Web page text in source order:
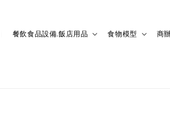
餐飲食品設備.飯店用品 食物模型 商